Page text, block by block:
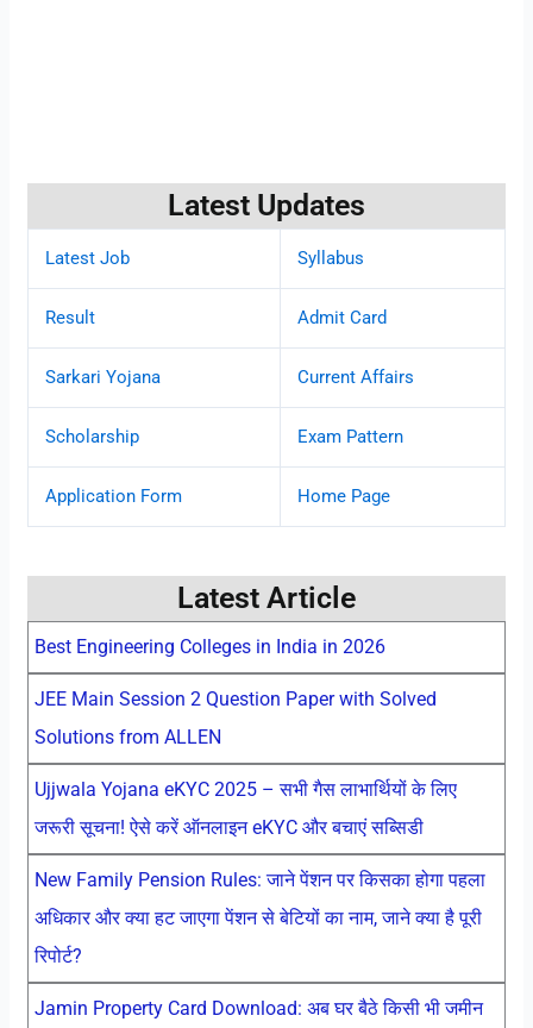
Latest Updates
Latest Job Syllabus
Result Admit Card
Sarkari Yojana Current Affairs
Scholarship Exam Pattern
Application Form Home Page
Latest Article
Best Engineering Colleges in India in 2026
JEE Main Session 2 Question Paper with Solved
Solutions from ALLEN
Ujjwala Yojana eKYC 2025 – सभी गैस लाभार्थियों के लिए
जरूरी सूचना! ऐसे करें ऑनलाइन eKYC और बचाएं सब्सिडी
New Family Pension Rules: जाने पेंशन पर किसका होगा पहला
अधिकार और क्या हट जाएगा पेंशन से बेटियों का नाम, जाने क्या है पूरी
रिपोर्ट?
Jamin Property Card Download: अब घर बैठे किसी भी जमीन